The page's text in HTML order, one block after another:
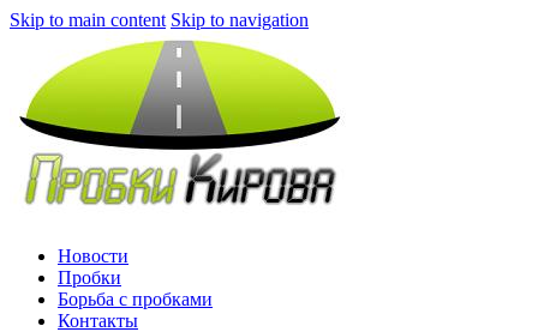
Skip to main content Skip to navigation
Новости
Пробки
Борьба с пробками
Контакты